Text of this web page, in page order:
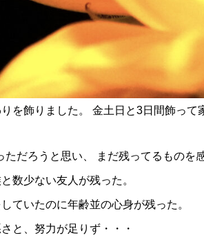
を飾りました。 金土日と3日間飾って
だろうと思い、 まだ残ってるものを
数少ない友人が残った。
ていたのに年齢並の心身が残った。
と、努力が足りず・・・